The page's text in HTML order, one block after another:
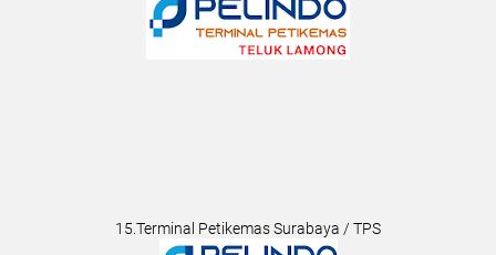
15.Terminal Petikemas Surabaya / TPS